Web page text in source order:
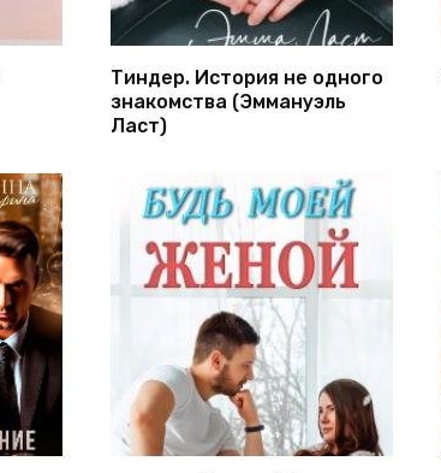
Тиндер. История не одного
знакомства (Эммануэль
Ласт)